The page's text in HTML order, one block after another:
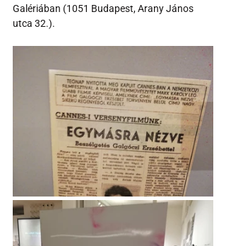
Galériában (1051 Budapest, Arany János
utca 32.).